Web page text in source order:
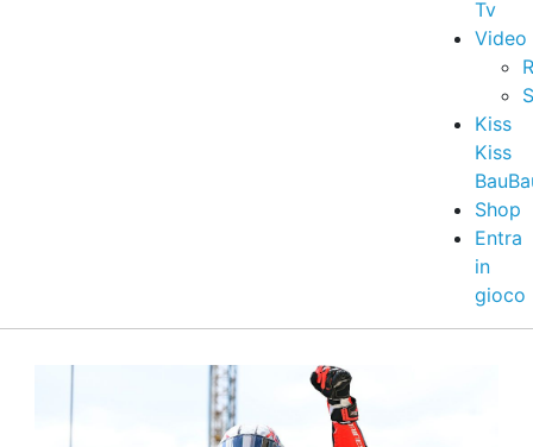
Tv
Video
Kiss
Kiss
Shop
Entra
in
gioco